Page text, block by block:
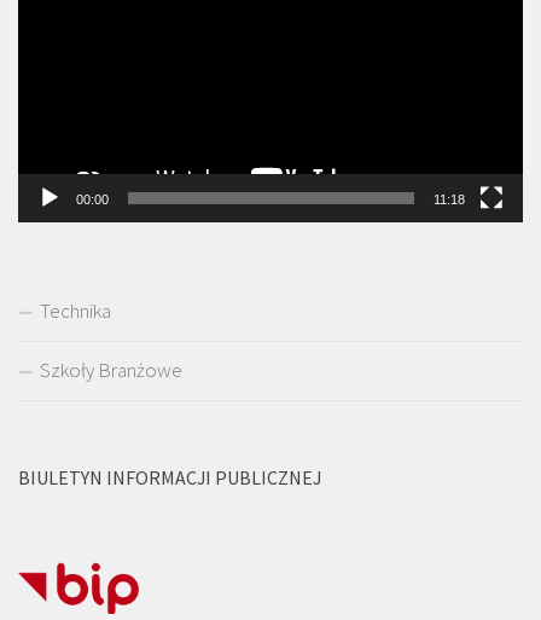
00:00 11:18
Technika
Szkoły Branżowe
BIULETYN INFORMACJI PUBLICZNEJ